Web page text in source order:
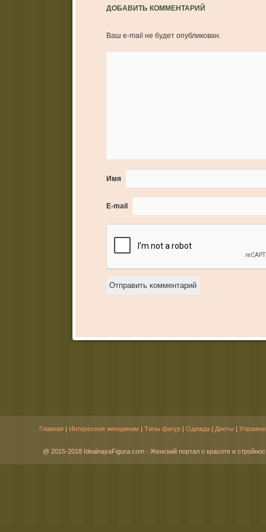
ДОБАВИТЬ КОММЕНТАРИЙ
Ваш e-mail не будет опубликован.
Имя
E-mail
Главная | Интересное женщинам | Типы фигур | Одежда | Диеты |
@ 2015-2018 IdealnayaFigura.com - Женский портал о красоте и